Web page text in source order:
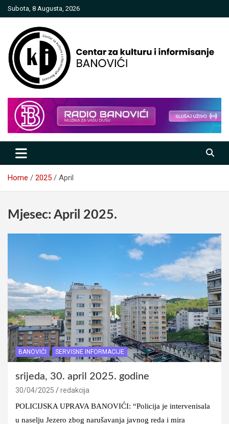
Skip
to
Subota, 8 Augusta, 2026
Centar za kulturu i informisanje
Banovići
Home 2025 April
Mjesec: April 2025.
BANOVIĆI SERVISNE INFORMACIJE
srijeda, 30. april 2025. godine
30/04/2025
redakcija
POLICIJSKA UPRAVA BANOVIĆI: “Policija je intervenisala
u naselju Jezero zbog narušavanja javnog reda i mira